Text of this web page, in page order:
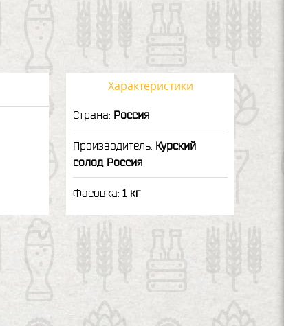
Характеристики
Страна: Россия
Производитель: Курский
солод Россия
Фасовка: 1 кг